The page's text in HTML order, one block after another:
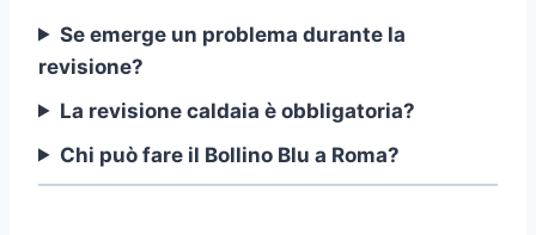
Se emerge un problema durante la
revisione?
La revisione caldaia è obbligatoria?
Chi può fare il Bollino Blu a Roma?